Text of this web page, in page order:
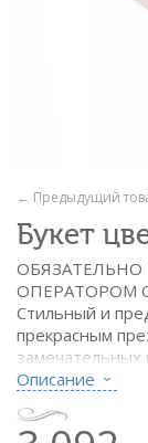
← Предыдущий
Букет
ОБЯЗАТЕЛЬНО
ОПЕРАТОРОМ
Стильный и
прекрасным
замечательных
- гвоздика
Описание